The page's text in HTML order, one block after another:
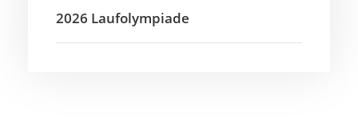
2026 Laufolympiade